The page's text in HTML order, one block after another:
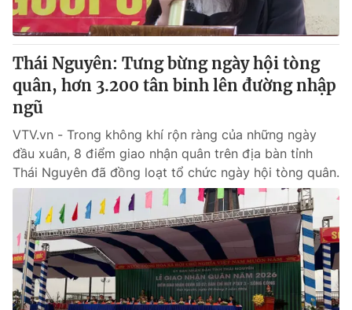
Thái Nguyên: Tưng bừng ngày hội tòng
quân, hơn 3.200 tân binh lên đường nhập
ngũ
VTV.vn - Trong không khí rộn ràng của những ngày
đầu xuân, 8 điểm giao nhận quân trên địa bàn tỉnh
Thái Nguyên đã đồng loạt tổ chức ngày hội tòng quân.